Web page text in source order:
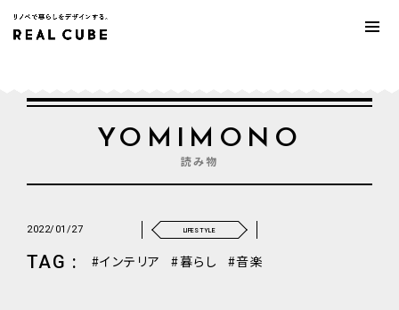
YOMIMONO
読み物
2022/01/27 LIFESTYLE
TAG : インテリア 暮らし 音楽